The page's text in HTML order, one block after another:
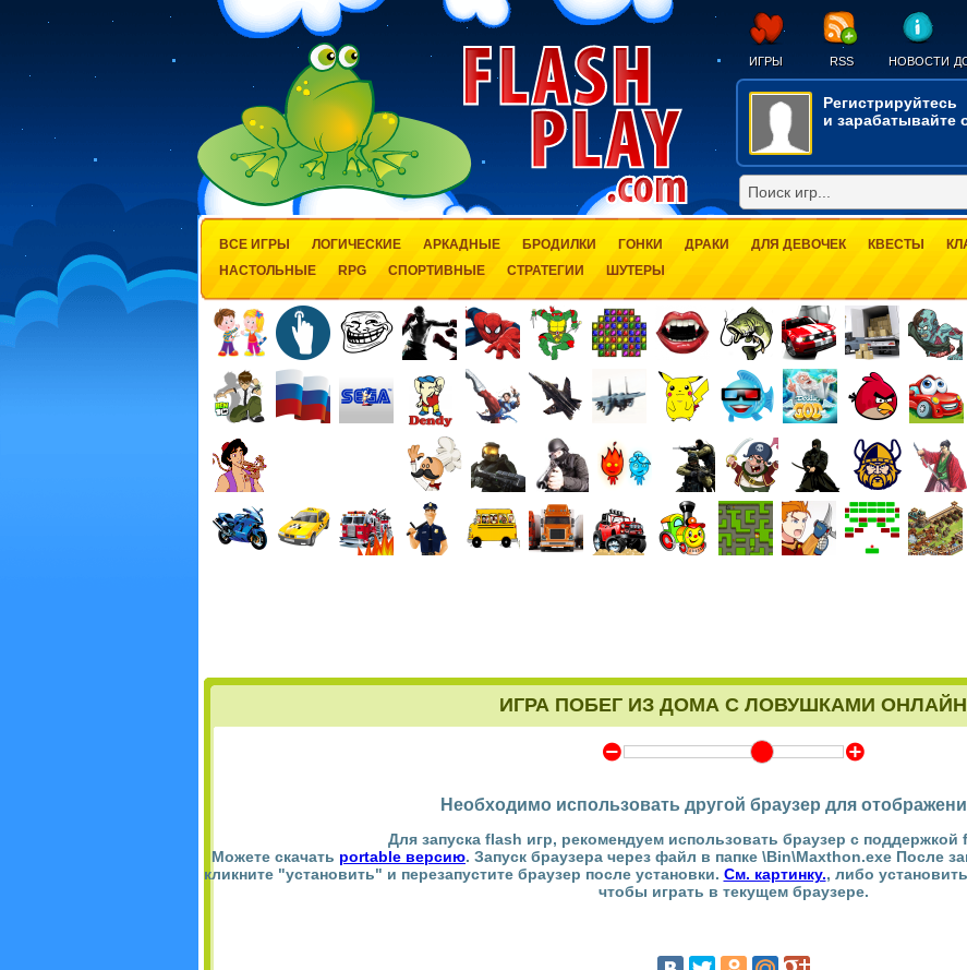
ИГРЫ RSS НОВОСТИ
Регистрируйтесь
и зарабатывайте
ВСЕ ИГРЫ ЛОГИЧЕСКИЕ АРКАДНЫЕ БРОДИЛКИ ГОНКИ ДРАКИ ДЛЯ ДЕВОЧЕК КВЕСТЫ
НАСТОЛЬНЫЕ
RPG СПОРТИВНЫЕ СТРАТЕГИИ ШУТЕРЫ
ИГРА ПОБЕГ ИЗ ДОМА С ЛОВУШКАМИ ОНЛАЙН
Y Z
Необходимо использовать другой браузер для
Для запуска flash игр, рекомендуем использовать браузер с поддержкой
Можете скачать portable версию. Запуск браузера через файл в папке \Bin\Maxthon.exe После
кликните "установить" и перезапустите браузер после установки. См. картинку., либо
чтобы играть в текущем браузере.